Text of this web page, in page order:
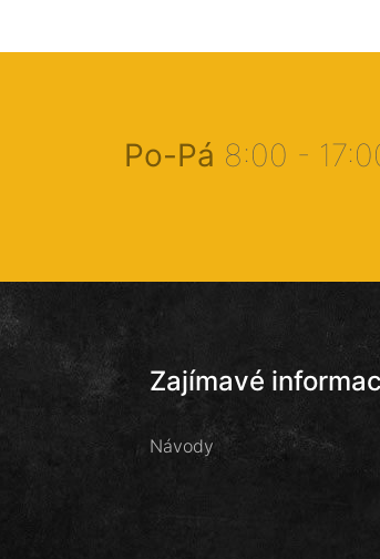
Po-Pá 8:00 -
Zajímavé
Návody